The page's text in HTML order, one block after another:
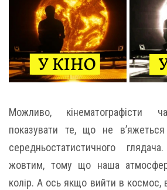
Можливо, кінематографісти
показувати те, що не
середньостатистичного
жовтим, тому що наша
колір. А ось якщо вийти в космос,